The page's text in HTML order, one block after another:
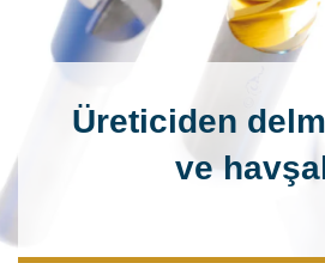
Üreticiden
ve